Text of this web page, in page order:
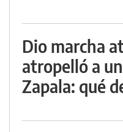
Dio marcha
atropelló a
Zapala: qué